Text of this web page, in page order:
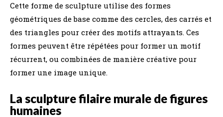
Cette forme de sculpture utilise des formes
géométriques de base comme des cercles, des carrés et
des triangles pour créer des motifs attrayants. Ces
formes peuvent être répétées pour former un motif
récurrent, ou combinées de manière créative pour
former une image unique.
La sculpture filaire murale de figures
humaines